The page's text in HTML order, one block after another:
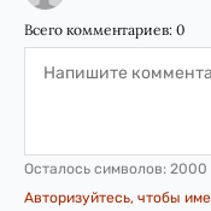
Всего комментариев: 0
Осталось символов: 2000
Авторизуйтесь, чтобы